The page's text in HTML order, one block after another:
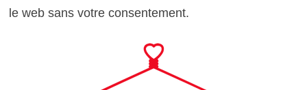
le web sans votre consentement.